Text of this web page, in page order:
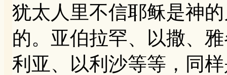
犹太人里不信耶稣是神
的。亚伯拉罕、以撒、
利亚、以利沙等等，同